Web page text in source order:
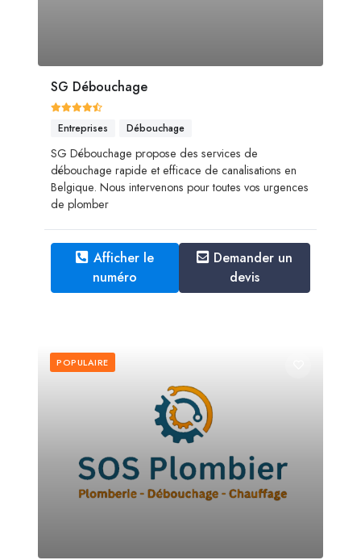
SG Débouchage
Entreprises Débouchage
SG Débouchage propose des services de
débouchage rapide et efficace de canalisations en
Belgique. Nous intervenons pour toutes vos urgences
de plomber
Afficher le
numéro
Demander un
devis
POPULAIRE